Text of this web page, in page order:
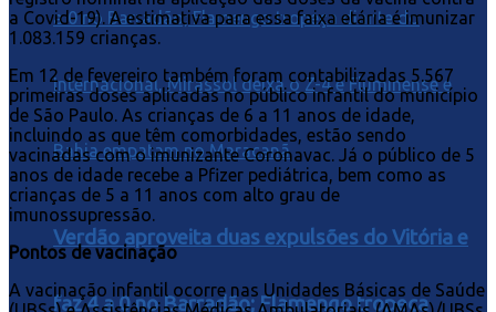
Verdão aproveita duas expulsões do Vitória e
faz 4 a 0 no Barradão; Flamengo tropeça
a Covid-19). A estimativa para essa faixa etária é imunizar
1.083.159 crianças.
Em 12 de fevereiro também foram contabilizadas 5.567
primeiras doses aplicadas no público infantil do município
de São Paulo. As crianças de 6 a 11 anos de idade,
incluindo as que têm comorbidades, estão sendo
vacinadas com o imunizante Coronavac. Já o público de 5
anos de idade recebe a Pfizer pediátrica, bem como as
crianças de 5 a 11 anos com alto grau de
imunossupressão.
Pontos de vacinação
A vacinação infantil ocorre nas Unidades Básicas de Saúde